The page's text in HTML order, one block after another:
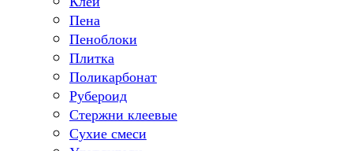
Пена
Пеноблоки
Плитка
Поликарбонат
Рубероид
Стержни клеевые
Сухие смеси